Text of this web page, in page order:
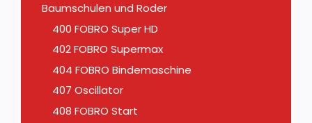
Baumschulen und Roder
400 FOBRO Super HD
402 FOBRO Supermax
404 FOBRO Bindemaschine
407 Oscillator
408 FOBRO Start